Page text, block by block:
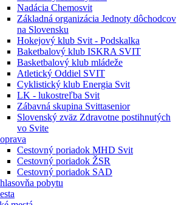
Nadácia Chemosvit
Základná organizácia Jednoty dôchodcov
na Slovensku
Hokejový klub Svit - Podskalka
Baketbalový klub ISKRA SVIT
Basketbalový klub mládeže
Atletický Oddiel SVIT
Cyklistický klub Energia Svit
LK - lukostreľba Svit
Zábavná skupina Svittasenior
Slovenský zväz Zdravotne postihnutých
vo Svite
Cestovný poriadok MHD Svit
Cestovný poriadok ŽSR
Cestovný poriadok SAD
pobytu